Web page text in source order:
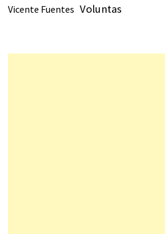
Vicente Fuentes Voluntas